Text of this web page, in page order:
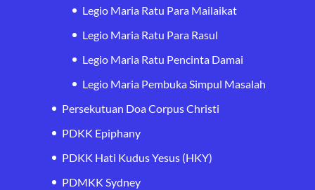
Legio Maria Ratu Para Mailaikat
Legio Maria Ratu Para Rasul
Legio Maria Ratu Pencinta Damai
Legio Maria Pembuka Simpul Masalah
Persekutuan Doa Corpus Christi
PDKK Epiphany
PDKK Hati Kudus Yesus (HKY)
PDMKK Sydney